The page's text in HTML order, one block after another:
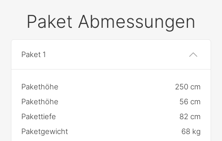
Paket Abmessungen
Paket 1
Pakethöhe
250 cm
Pakethöhe
56 cm
Pakettiefe
82 cm
Paketgewicht
68 kg